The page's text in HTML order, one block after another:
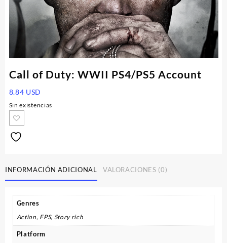
Call of Duty: WWII PS4/PS5 Account
8.84 USD
Sin existencias
INFORMACIÓN ADICIONAL VALORACIONES (0)
Genres
Action, FPS, Story rich
Platform